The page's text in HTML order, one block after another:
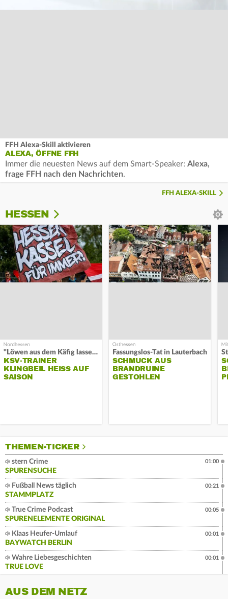
FFH Alexa-Skill aktivieren
ALEXA, ÖFFNE FFH
Immer die neuesten News auf dem Smart-Speaker: Alexa,
frage FFH nach den Nachrichten.
FFH ALEXA-SKILL
HESSEN
"Löwen aus dem Käfig lassen"
KSV-TRAINER
KLINGBEIL HEISS AUF S
AISON
Fassungslos-Tat in Lauterbach
SCHMUCK AUS
BRANDRUINE
GESTOHLEN
THEMEN-TICKER
stern Crime
SPURENSUCHE
01:00
Fußball News täglich
STAMMPLATZ
00:21
True Crime Podcast
SPURENELEMENTE ORIGINAL
00:05
Klaas Heufer-Umlauf
BAYWATCH BERLIN
00:01
Wahre Liebesgeschichten
TRUE LOVE
00:01
AUS DEM NETZ